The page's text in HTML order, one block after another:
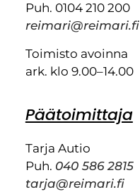
Puh. 0104 210 200
reimari@reimari.fi
Toimisto avoinna
ark. klo 9.00–14.00
Päätoimittaja
Tarja Autio
Puh. 040 586 2815
tarja@reimari.fi